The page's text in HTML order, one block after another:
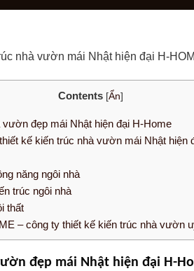
nhà vườn mái Nhật hiện đại H-
Contents [Ẩn]
vườn đẹp mái Nhật hiện đại H-Home
kế kiến trúc nhà vườn mái Nhật hiện
năng ngôi nhà
trúc ngôi nhà
thất
– công ty thiết kế kiến trúc nhà vườn
đẹp mái Nhật hiện đại H-